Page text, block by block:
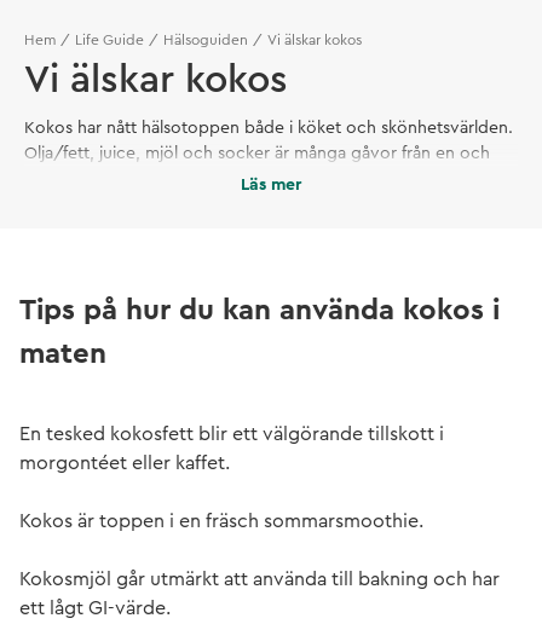
Hem Life Guide Hälsoguiden Vi älskar kokos
Vi älskar kokos
Kokos har nått hälsotoppen både i köket och skönhetsvärlden.
Olja/fett, juice, mjöl och socker är många gåvor från en och
samma frukt. Här har vi samlat tips och matnyttig info i en
Läs mer
Tips på hur du kan använda kokos i
maten
En tesked kokosfett blir ett välgörande tillskott i
morgontéet eller kaffet.
Kokos är toppen i en fräsch sommarsmoothie.
Kokosmjöl går utmärkt att använda till bakning och har
ett lågt GI-värde.